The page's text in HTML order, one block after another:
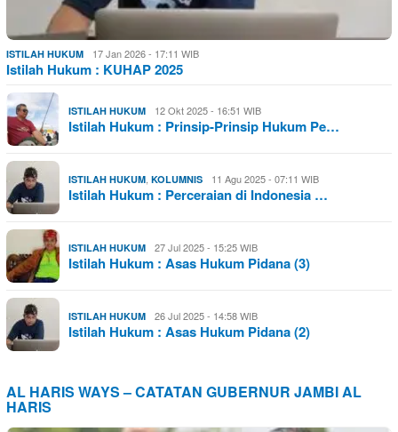
ISTILAH HUKUM 17 Jan 2026 - 17:11 WIB
Istilah Hukum : KUHAP 2025
ISTILAH HUKUM 12 Okt 2025 - 16:51 WIB
Istilah Hukum : Prinsip-Prinsip Hukum Pe…
ISTILAH HUKUM, KOLUMNIS 11 Agu 2025 - 07:11 WIB
Istilah Hukum : Perceraian di Indonesia …
ISTILAH HUKUM 27 Jul 2025 - 15:25 WIB
Istilah Hukum : Asas Hukum Pidana (3)
ISTILAH HUKUM 26 Jul 2025 - 14:58 WIB
Istilah Hukum : Asas Hukum Pidana (2)
AL HARIS WAYS – CATATAN GUBERNUR JAMBI AL
HARIS